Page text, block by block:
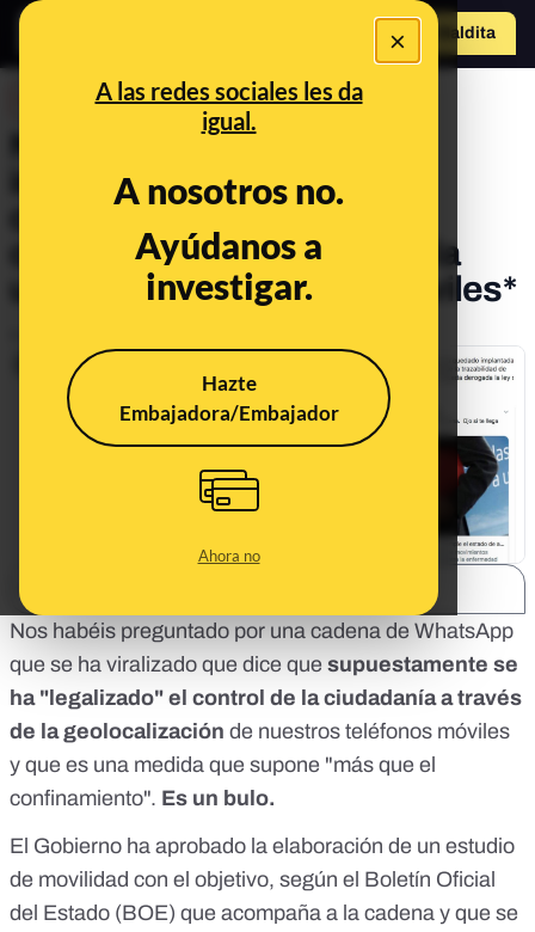
×
A las redes sociales les da
igual.
A nosotros no.
Ayúdanos a
investigar.
Hazte
Embajadora/Embajador
Ahora no
Hazte Maldito
No, el Gobierno no ha
implantado controlar el
cumplimiento del
confinamiento rastreando la
ubicación de todos los móviles*
Nos habéis preguntado por una cadena de WhatsApp
que se ha viralizado que dice que supuestamente se
ha "legalizado" el control de la ciudadanía a través
de la geolocalización de nuestros teléfonos móviles
y que es una medida que supone "más que el
confinamiento". Es un bulo.
El Gobierno ha aprobado la elaboración de un estudio
de movilidad con el objetivo, según el Boletín Oficial
del Estado (BOE) que acompaña a la cadena y que se